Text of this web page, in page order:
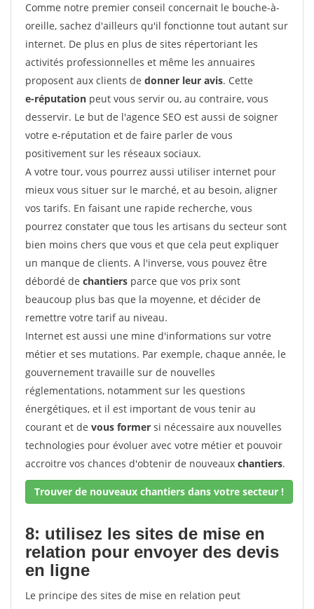
Comme notre premier conseil concernait le bouche-à-
oreille, sachez d'ailleurs qu'il fonctionne tout autant sur
internet. De plus en plus de sites répertoriant les
activités professionnelles et même les annuaires
proposent aux clients de donner leur avis. Cette
e-réputation peut vous servir ou, au contraire, vous
desservir. Le but de l'agence SEO est aussi de soigner
votre e-réputation et de faire parler de vous
positivement sur les réseaux sociaux.
A votre tour, vous pourrez aussi utiliser internet pour
mieux vous situer sur le marché, et au besoin, aligner
vos tarifs. En faisant une rapide recherche, vous
pourrez constater que tous les artisans du secteur sont
bien moins chers que vous et que cela peut expliquer
un manque de clients. A l'inverse, vous pouvez être
débordé de chantiers parce que vos prix sont
beaucoup plus bas que la moyenne, et décider de
remettre votre tarif au niveau.
Internet est aussi une mine d'informations sur votre
métier et ses mutations. Par exemple, chaque année, le
gouvernement travaille sur de nouvelles
réglementations, notamment sur les questions
énergétiques, et il est important de vous tenir au
courant et de vous former si nécessaire aux nouvelles
technologies pour évoluer avec votre métier et pouvoir
accroitre vos chances d'obtenir de nouveaux chantiers.
Trouver de nouveaux chantiers dans votre secteur !
8: utilisez les sites de mise en
relation pour envoyer des devis
en ligne
Le principe des sites de mise en relation peut